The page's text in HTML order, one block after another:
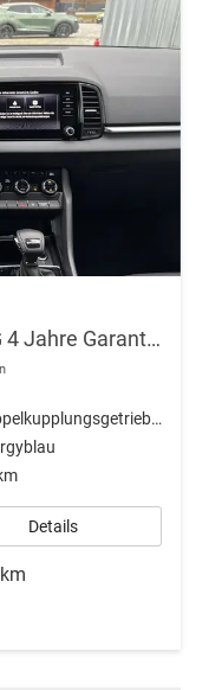
Selection 1.5 TSI 150 PS DSG 4 Jahre Garantie-Keyless Start-AppleCarPlay-AndroidAuto-Sunset-Tempomat-2-Zonen-Klima-16''Alu
Doppelkupplungsgetriebe (DSG)
Details